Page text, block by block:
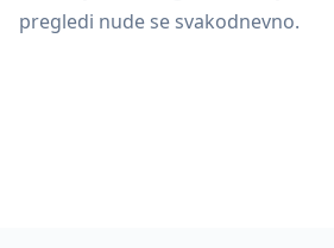
pregledi nude se svakodnevno.